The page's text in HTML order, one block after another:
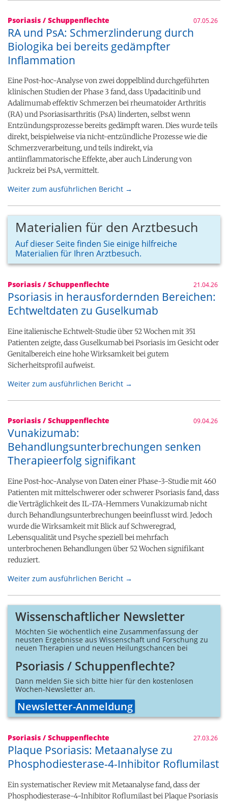
Psoriasis / Schuppenflechte 07.05.26
RA und PsA: Schmerzlinderung durch
Biologika bei bereits gedämpfter
Inflammation
Eine Post-hoc-Analyse von zwei doppelblind durchgeführten
klinischen Studien der Phase 3 fand, dass Upadacitinib und
Adalimumab effektiv Schmerzen bei rheumatoider Arthritis
(RA) und Psoriasisarthritis (PsA) linderten, selbst wenn
Entzündungsprozesse bereits gedämpft waren. Dies wurde teils
direkt, beispielweise via nicht-entzündliche Prozesse wie die
Schmerzverarbeitung, und teils indirekt, via
antiinflammatorische Effekte, aber auch Linderung von
Juckreiz bei PsA, vermittelt.
Weiter zum ausführlichen Bericht →
Materialien für den Arztbesuch
Auf dieser Seite finden Sie einige hilfreiche
Materialien für Ihren Arztbesuch.
Psoriasis / Schuppenflechte 21.04.26
Psoriasis in herausfordernden Bereichen:
Echtweltdaten zu Guselkumab
Eine italienische Echtwelt-Studie über 52 Wochen mit 351
Patienten zeigte, dass Guselkumab bei Psoriasis im Gesicht oder
Genitalbereich eine hohe Wirksamkeit bei gutem
Sicherheitsprofil aufweist.
Weiter zum ausführlichen Bericht →
Psoriasis / Schuppenflechte 09.04.26
Vunakizumab:
Behandlungsunterbrechungen senken
Therapieerfolg signifikant
Eine Post-hoc-Analyse von Daten einer Phase-3-Studie mit 460
Patienten mit mittelschwerer oder schwerer Psoriasis fand, dass
die Verträglichkeit des IL-17A-Hemmers Vunakizumab nicht
durch Behandlungsunterbrechungen beeinflusst wird. Jedoch
wurde die Wirksamkeit mit Blick auf Schweregrad,
Lebensqualität und Psyche speziell bei mehrfach
unterbrochenen Behandlungen über 52 Wochen signifikant
reduziert.
Weiter zum ausführlichen Bericht →
Wissenschaftlicher Newsletter
Möchten Sie wöchentlich eine Zusammen­fassung der
neusten Ergebnisse aus Wissenschaft und Forschung zu
neuen Therapien und neuen Heilungs­chancen bei
Psoriasis / Schuppenflechte?
Dann melden Sie sich bitte hier für den kostenlosen
Wochen-Newsletter an.
Newsletter-Anmeldung
Psoriasis / Schuppenflechte 27.03.26
Plaque Psoriasis: Metaanalyse zu
Phosphodiesterase-4-Inhibitor Roflumilast
Ein systematischer Review mit Metaanalyse fand, dass der
Phosphodiesterase-4-Inhibitor Roflumilast bei Plaque Psoriasis